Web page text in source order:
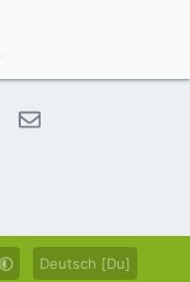
WhatsApp
E-Mail
Deutsch [Du]